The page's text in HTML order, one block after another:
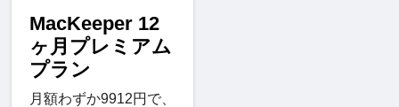
MacKeeper 12
ヶ月プレミアム
プラン
月額わずか9912円で、